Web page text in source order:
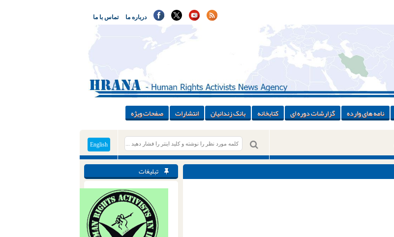
تماس با ما درباره ما
نامه های وارده گزارشات دوره ای کتابخانه بانک زندانیان انتشارات صفحات ویژه
English
تبلیغات